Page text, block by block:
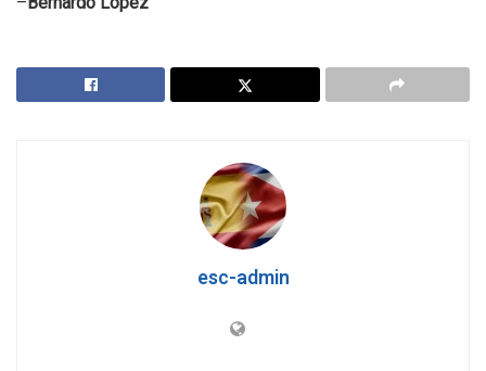
esc-admin